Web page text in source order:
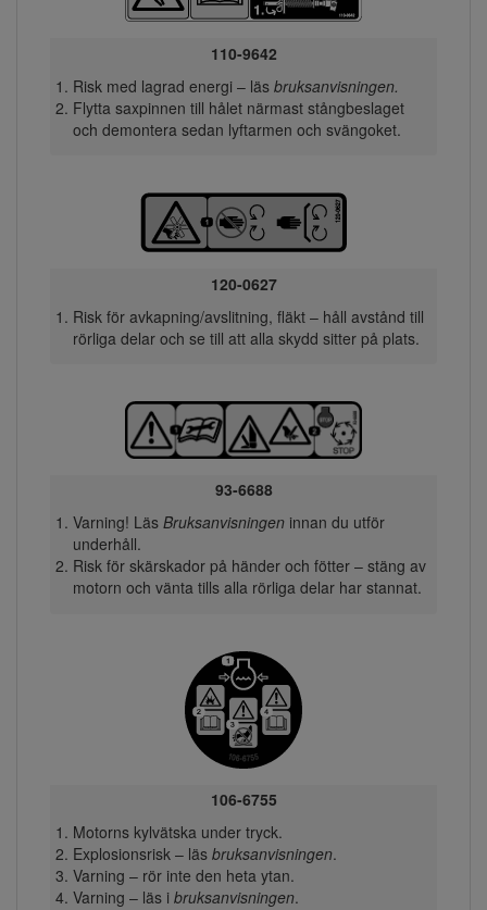
110-9642
Risk med lagrad energi – läs bruksanvisningen.
Flytta saxpinnen till hålet närmast stångbeslaget
och demontera sedan lyftarmen och svängoket.
120-0627
Risk för avkapning/avslitning, fläkt – håll avstånd till
rörliga delar och se till att alla skydd sitter på plats.
93-6688
Varning! Läs Bruksanvisningeninnan du utför
underhåll.
Risk för skärskador på händer och fötter – stäng av
motorn och vänta tills alla rörliga delar har stannat.
106-6755
Motorns kylvätska under tryck.
Explosionsrisk – läs bruksanvisningen.
Varning – rör inte den heta ytan.
Varning – läs i bruksanvisningen.